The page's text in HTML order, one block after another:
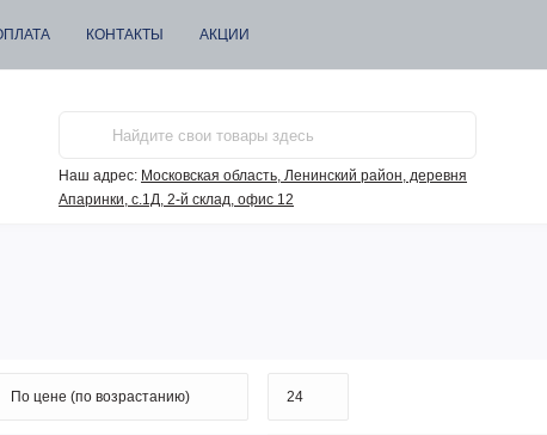
КОНТАКТЫ АКЦИИ
Наш адрес: Московская область, Ленинский район, деревня
Апаринки, с.1Д, 2-й склад, офис 12